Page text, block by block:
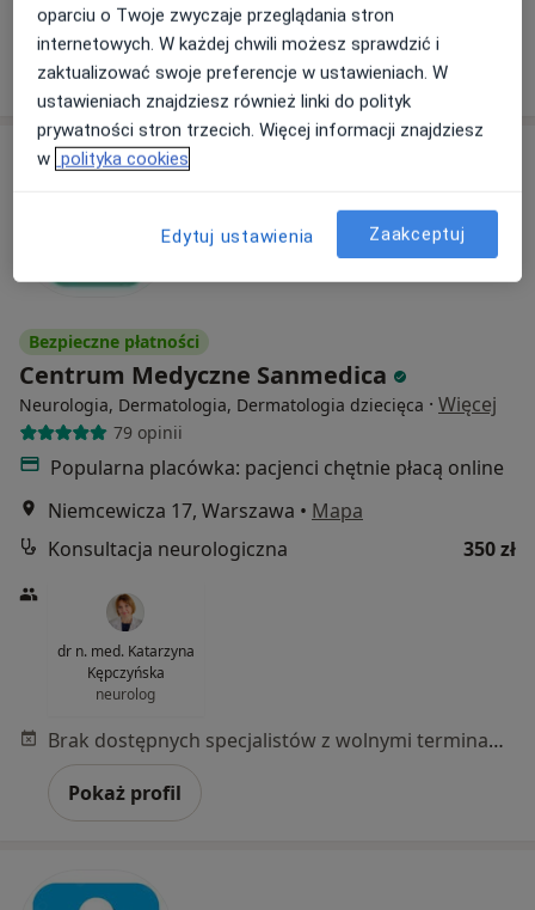
Poproś o wizytę
Bezpieczne płatności
Centrum Medyczne Sanmedica
Neurologia, Dermatologia, Dermatologia dziecięca · Więcej
79 opinii
Popularna placówka: pacjenci chętnie płacą online
Niemcewicza 17, Warszawa • Mapa
Konsultacja neurologiczna
350 zł
dr n. med. Katarzyna
Kępczyńska
neurolog
Brak dostępnych specjalistów z wolnymi terminami w tym centrum medycznym.
Pokaż profil
oparciu o Twoje zwyczaje przeglądania stron
internetowych. W każdej chwili możesz sprawdzić i
zaktualizować swoje preferencje w ustawieniach. W
ustawieniach znajdziesz również linki do polityk
prywatności stron trzecich. Więcej informacji znajdziesz
w polityka cookies
Edytuj ustawienia Zaakceptuj